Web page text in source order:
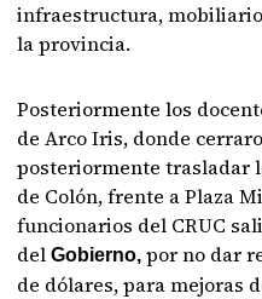
infraestructura,
la provincia.
Posteriormente los
de Arco Iris, donde
posteriormente trasladar
de Colón, frente a Plaza
funcionarios del CRUC
delGobierno, por no dar
de dólares, para mejoras